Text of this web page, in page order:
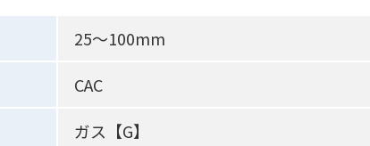
25〜100mm
CAC
ガス【G】